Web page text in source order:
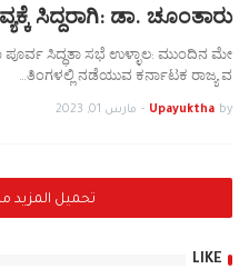
ಸಿದ್ದರಾಗಿ: ಡಾ. ಚೂಂತಾರು
ಪೂರ್ವ ಸಿದ್ಧತಾ ಸಭೆ ಉಳ್ಳಾಲ: ಮುಂದಿನ ಮೇ
ತಿಂಗಳಲ್ಲಿ ನಡೆಯುವ ಕರ್ನಾಟಕ ರಾಜ್ಯ ವ…
by
Upayuktha
- مارس 01, 2023
تحميل المزيد
LIKE